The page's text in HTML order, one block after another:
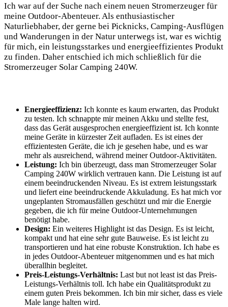
Ich war auf der Suche nach einem neuen Stromerzeuger für
meine Outdoor-Abenteuer. Als enthusiastischer
Naturliebhaber, der ⁣gerne bei ⁢Picknicks, Camping-Ausflügen
und Wanderungen in der Natur unterwegs​ ist, ⁤war es wichtig
für⁤ mich,‌ ein leistungsstarkes und energieeffizientes Produkt
zu finden. Daher entschied ich‌ mich schließlich für die ​
Stromerzeuger Solar Camping 240W.
Energieeffizienz: Ich konnte ​es kaum⁤ erwarten, das Produkt
‌zu testen. Ich schnappte mir meinen⁤ Akku und stellte ⁢fest,⁤
dass das Gerät⁣ ausgesprochen energieeffizient‍ ist. Ich⁢ konnte
meine Geräte in kürzester⁤ Zeit aufladen. Es⁣ ist ⁤eines ⁢der
effizientesten Geräte, die‌ ich ⁣je gesehen ⁤habe, und es ⁣war
mehr als ⁣ausreichend, während meiner Outdoor-Aktivitäten.
Leistung: Ich bin überzeugt,⁢ dass man Stromerzeuger⁤ Solar
Camping 240W⁢ wirklich vertrauen ⁤kann. Die⁤ Leistung ⁣ist auf
einem beeindruckenden‌ Niveau. Es ist ⁤extrem leistungsstark
und liefert eine beeindruckende Akkuladung. ​Es‌ hat ⁢mich vor
ungeplanten Stromausfällen geschützt und mir die Energie
gegeben, die ich für meine​ Outdoor-Unternehmungen
benötigt ‌habe.
Design: Ein weiteres Highlight ist das Design. Es ⁤ist ⁣leicht,
kompakt⁣ und hat eine sehr gute Bauweise. Es ‌ist leicht zu
transportieren und hat eine robuste Konstruktion. Ich habe es
in jedes Outdoor-Abenteuer ‍mitgenommen und⁢ es hat mich
überallhin begleitet.
Preis-Leistungs-Verhältnis: Last ⁣but not least ist das ‌Preis-
Leistungs-Verhältnis toll. Ich habe ein‍ Qualitätsprodukt‍ zu
⁤einem guten Preis bekommen. Ich bin mir ‍sicher, dass⁤ es viele
Male lange halten wird.